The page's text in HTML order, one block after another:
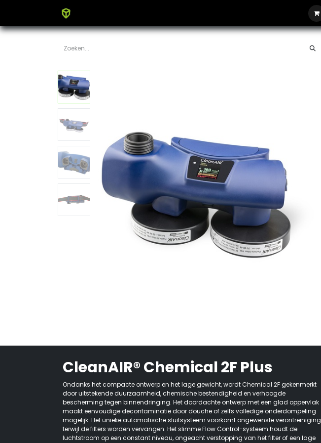
CleanAIR® Chemical 2F Plus
Ondanks het compacte ontwerp en het lage gewicht, wordt Chemical 2F gekenmerkt
door uitstekende duurzaamheid, chemische bestendigheid en verhoogde
bescherming tegen binnendringing. Het doordachte ontwerp met een glad oppervlak
maakt eenvoudige decontaminatie door douche of zelfs volledige onderdompeling
mogelijk. Het unieke automatische sluitsysteem voorkomt ongewenste verontreiniging
terwijl de filters worden vervangen. Het slimme Flow Control-systeem houdt de
luchtstroom op een constant niveau, ongeacht verstopping van het filter of een lage